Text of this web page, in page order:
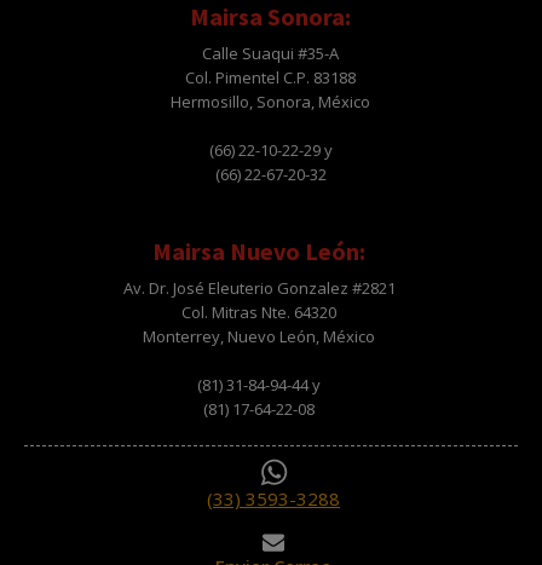
Mairsa Sonora:
Calle Suaqui #35-A
Col. Pimentel C.P. 83188
Hermosillo, Sonora, México
(66) 22-10-22-29 y
(66) 22-67-20-32
Mairsa Nuevo León:
Av. Dr. José Eleuterio Gonzalez #2821
Col. Mitras Nte. 64320
Monterrey, Nuevo León, México
(81) 31-84-94-44 y
(81) 17-64-22-08
(33) 3593-3288